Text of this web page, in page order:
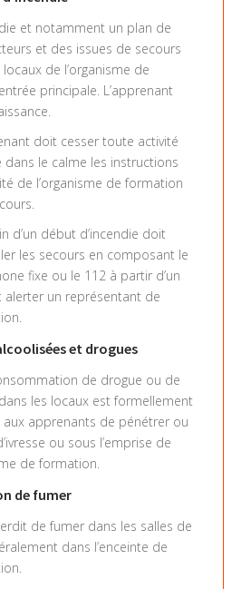
et notamment un plan de
et des issues de secours
de l’organisme de
principale. L’apprenant
doit cesser toute activité
le calme les instructions
de l’organisme de formation
d’un début d’incendie doit
les secours en composant le
fixe ou le 112 à partir d’un
un représentant de
et drogues
de drogue ou de
les locaux est formellement
apprenants de pénétrer ou
ou sous l’emprise de
de formation.
de fumer
de fumer dans les salles de
dans l’enceinte de